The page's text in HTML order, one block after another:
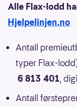
Alle Flax-lodd
Hjelpelinjen.no
Antall
typer Flax-
6 813 401,
Antall